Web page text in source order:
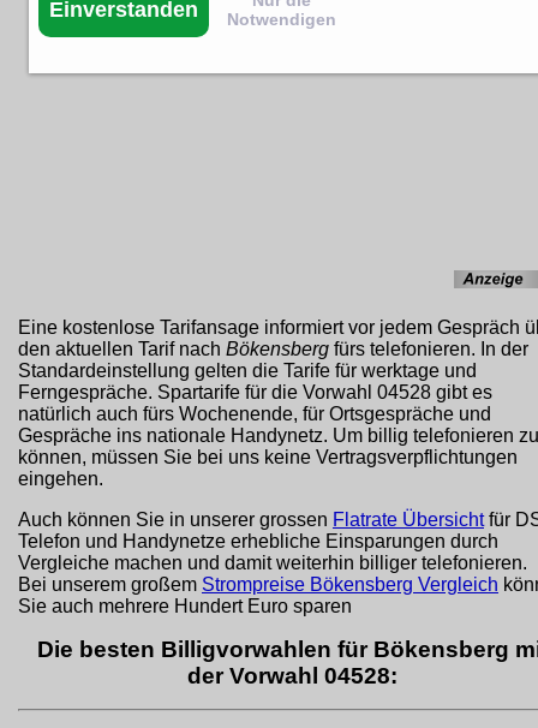
Eine kostenlose Tarifansage informiert vor jedem Gespräch
den aktuellen Tarif nach Bökensberg fürs telefonieren. In der
Standardeinstellung gelten die Tarife für werktage und
Ferngespräche. Spartarife für die Vorwahl 04528 gibt es
natürlich auch fürs Wochenende, für Ortsgespräche und
Gespräche ins nationale Handynetz. Um billig telefonieren zu
können, müssen Sie bei uns keine Vertragsverpflichtungen
eingehen.
Auch können Sie in unserer grossen Flatrate Übersichtfür
Telefon und Handynetze erhebliche Einsparungen durch
Vergleiche machen und damit weiterhin billiger telefonieren.
Bei unserem großem Strompreise Bökensberg Vergleich
Sie auch mehrere Hundert Euro sparen
Die besten Billigvorwahlen für Bökensberg
der Vorwahl 04528:
Einverstanden
Notwendigen